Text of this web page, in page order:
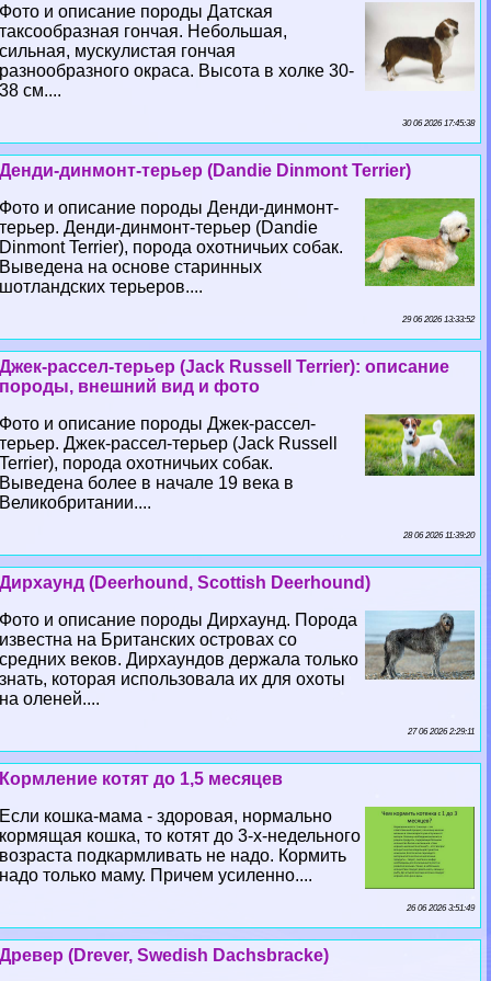
Фото и описание породы Датская
таксообразная гончая. Небольшая,
сильная, мускулистая гончая
разнообразного окраса. Высота в холке 30-
38 см....
30 06 2026 17:45:38
Денди-динмонт-терьер (Dandie Dinmont Terrier)
Фото и описание породы Денди-динмонт-
терьер. Денди-динмонт-терьер (Dandie
Dinmont Terrier), порода охотничьих собак.
Выведена на основе старинных
шотландских терьеров....
29 06 2026 13:33:52
Джек-рассел-терьер (Jack Russell Terrier): описание
породы, внешний вид и фото
Фото и описание породы Джек-рассел-
терьер. Джек-рассел-терьер (Jack Russell
Terrier), порода охотничьих собак.
Выведена более в начале 19 века в
Великобритании....
28 06 2026 11:39:20
Дирхаунд (Deerhound, Scottish Deerhound)
Фото и описание породы Дирхаунд. Порода
известна на Британских островах со
средних веков. Дирхаундов держала только
знать, которая использовала их для охоты
на оленей....
27 06 2026 2:29:11
Кормление котят до 1,5 месяцев
Если кошка-мама - здоровая, нормально
кормящая кошка, то котят до 3-х-недельного
возраста подкармливать не надо. Кормить
надо только маму. Причем усиленно....
26 06 2026 3:51:49
Древер (Drever, Swedish Dachsbracke)